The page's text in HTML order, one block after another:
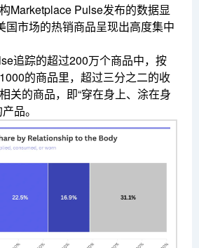
Marketplace Pulse发布的数据显
国市场的热销商品呈现出高度集中
追踪的超过200万个商品中，按
的商品里，超过三分之二的收
关的商品，即“穿在身上、涂在身
品。